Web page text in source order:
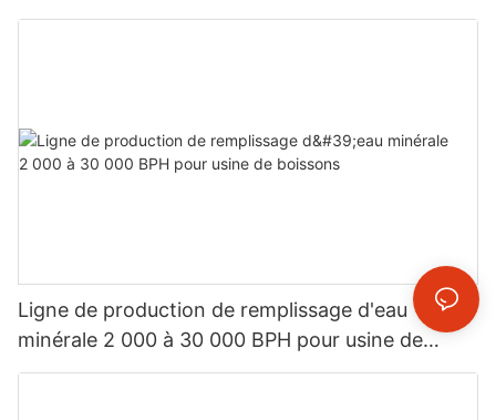
Ligne de production de remplissage d'eau
minérale 2 000 à 30 000 BPH pour usine de
boissons